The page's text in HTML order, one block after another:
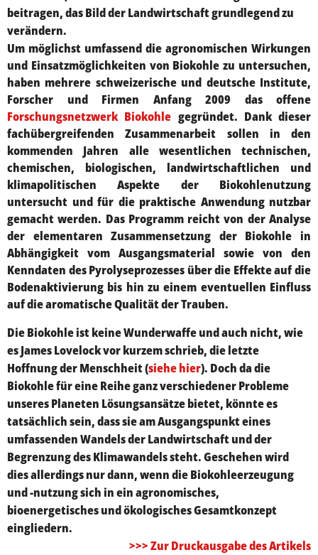
beitragen, das Bild der Landwirtschaft grundlegend zu
verändern.
Um möglichst umfassend die agronomischen Wirkungen
und Einsatzmöglichkeiten von Biokohle zu untersuchen,
haben mehrere schweizerische und deutsche Institute,
Forscher und Firmen Anfang 2009 das offene
Forschungsnetzwerk Biokohle gegründet. Dank dieser
fachübergreifenden Zusammenarbeit sollen in den
kommenden Jahren alle wesentlichen technischen,
chemischen, biologischen, landwirtschaftlichen und
klimapolitischen Aspekte der Biokohlenutzung
untersucht und für die praktische Anwendung nutzbar
gemacht werden. Das Programm reicht von der Analyse
der elementaren Zusammensetzung der Biokohle in
Abhängigkeit vom Ausgangsmaterial sowie von den
Kenndaten des Pyrolyseprozesses über die Effekte auf die
Bodenaktivierung bis hin zu einem eventuellen Einfluss
auf die aromatische Qualität der Trauben.
Die Biokohle ist keine Wunderwaffe und auch nicht, wie
es James Lovelock vor kurzem schrieb, die letzte
Hoffnung der Menschheit (siehe hier). Doch da die
Biokohle für eine Reihe ganz verschiedener Probleme
unseres Planeten Lösungsansätze bietet, könnte es
tatsächlich sein, dass sie am Ausgangspunkt eines
umfassenden Wandels der Landwirtschaft und der
Begrenzung des Klimawandels steht. Geschehen wird
dies allerdings nur dann, wenn die Biokohleerzeugung
und -nutzung sich in ein agronomisches,
bioenergetisches und ökologisches Gesamtkonzept
eingliedern.
>>> Zur Druckausgabe des Artikels